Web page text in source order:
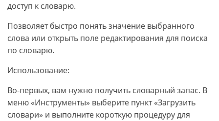
доступ к словарю.
Позволяет быстро понять значение выбранного
слова или открыть поле редактирования для поиска
по словарю.
Использование:
Во-первых, вам нужно получить словарный запас. В
меню «Инструменты» выберите пункт «Загрузить
словари» и выполните короткую процедуру для